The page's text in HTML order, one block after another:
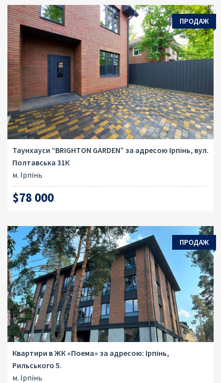
ПРОДАЖ
Таунхауси “BRIGHTON GARDEN” за адресою Ірпінь, вул.
Полтавська 31К
м. Ірпінь
$78 000
ПРОДАЖ
Квартири в ЖК «Поема» за адресою: Ірпінь,
Рильського 5.
м. Ірпінь